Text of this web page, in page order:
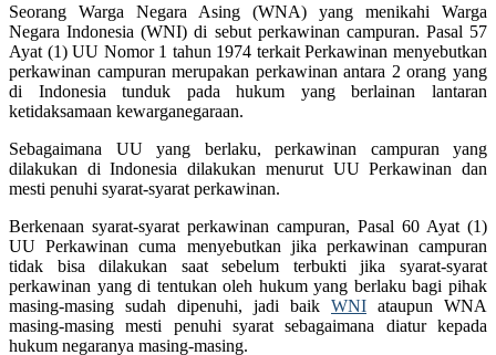
Seorang Warga Negara Asing (WNA) yang menikahi Warga
Negara Indonesia (WNI) di sebut perkawinan campuran. Pasal 57
Ayat (1) UU Nomor 1 tahun 1974 terkait Perkawinan menyebutkan
perkawinan campuran merupakan perkawinan antara 2 orang yang
di Indonesia tunduk pada hukum yang berlainan lantaran
ketidaksamaan kewarganegaraan.
Sebagaimana UU yang berlaku, perkawinan campuran yang
dilakukan di Indonesia dilakukan menurut UU Perkawinan dan
mesti penuhi syarat-syarat perkawinan.
Berkenaan syarat-syarat perkawinan campuran, Pasal 60 Ayat (1)
UU Perkawinan cuma menyebutkan jika perkawinan campuran
tidak bisa dilakukan saat sebelum terbukti jika syarat-syarat
perkawinan yang di tentukan oleh hukum yang berlaku bagi pihak
masing-masing sudah dipenuhi, jadi baik WNI ataupun WNA
masing-masing mesti penuhi syarat sebagaimana diatur kepada
hukum negaranya masing-masing.